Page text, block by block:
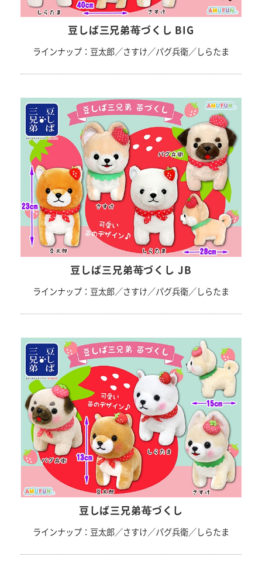
豆しば三兄弟苺づくし BIG
ラインナップ：豆太郎／さすけ／パグ兵衛／しらたま
豆しば三兄弟苺づくし JB
ラインナップ：豆太郎／さすけ／パグ兵衛／しらたま
豆しば三兄弟苺づくし
ラインナップ：豆太郎／さすけ／パグ兵衛／しらたま